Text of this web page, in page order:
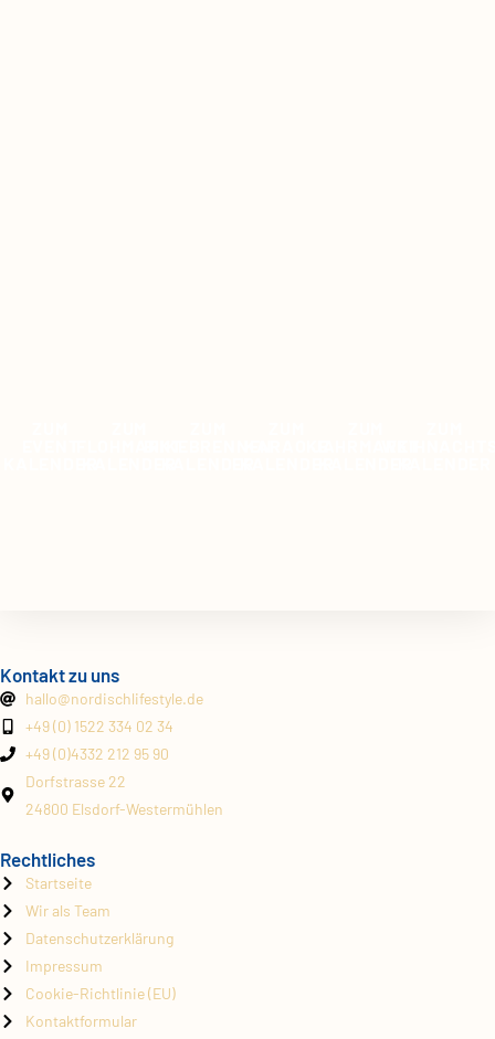
Kontakt zu uns
hallo@nordischlifestyle.de
+49 (0) 1522 334 02 34
+49 (0)4332 212 95 90
Dorfstrasse 22
24800 Elsdorf-Westermühlen
Rechtliches
Startseite
Wir als Team
Datenschutzerklärung
Impressum
Cookie-Richtlinie (EU)
Kontaktformular